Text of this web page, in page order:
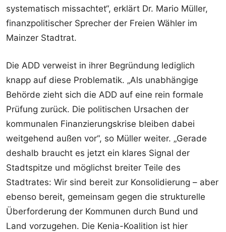
systematisch missachtet“, erklärt Dr. Mario Müller,
finanzpolitischer Sprecher der Freien Wähler im
Mainzer Stadtrat.
Die ADD verweist in ihrer Begründung lediglich
knapp auf diese Problematik. „Als unabhängige
Behörde zieht sich die ADD auf eine rein formale
Prüfung zurück. Die politischen Ursachen der
kommunalen Finanzierungskrise bleiben dabei
weitgehend außen vor“, so Müller weiter. „Gerade
deshalb braucht es jetzt ein klares Signal der
Stadtspitze und möglichst breiter Teile des
Stadtrates: Wir sind bereit zur Konsolidierung – aber
ebenso bereit, gemeinsam gegen die strukturelle
Überforderung der Kommunen durch Bund und
Land vorzugehen. Die Kenia-Koalition ist hier